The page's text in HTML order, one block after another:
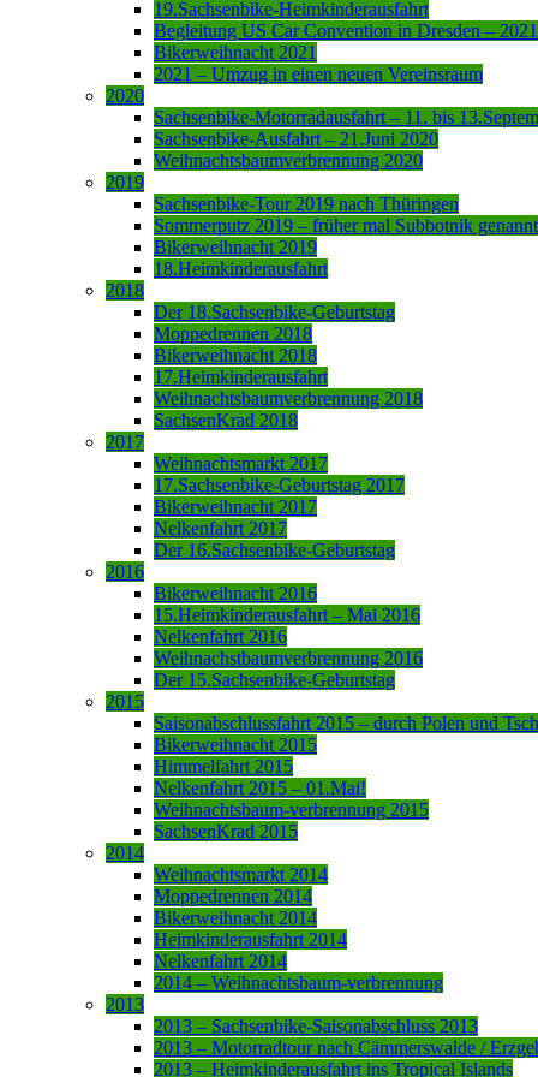
19.Sachsenbike-Heimkinderausfahrt
Begleitung US Car Convention in Dresden – 2021
Bikerweihnacht 2021
2021 – Umzug in einen neuen Vereinsraum
2020
Sachsenbike-Motorradausfahrt – 11. bis
Sachsenbike-Ausfahrt – 21.Juni 2020
Weihnachtsbaumverbrennung 2020
2019
Sachsenbike-Tour 2019 nach Thüringen
Sommerputz 2019 – früher mal Subbotnik genannt
Bikerweihnacht 2019
18.Heimkinderausfahrt
2018
Der 18.Sachsenbike-Geburtstag
Moppedrennen 2018
Bikerweihnacht 2018
17.Heimkinderausfahrt
Weihnachtsbaumverbrennung 2018
SachsenKrad 2018
2017
Weihnachtsmarkt 2017
17.Sachsenbike-Geburtstag 2017
Bikerweihnacht 2017
Nelkenfahrt 2017
Der 16.Sachsenbike-Geburtstag
2016
Bikerweihnacht 2016
15.Heimkinderausfahrt – Mai 2016
Nelkenfahrt 2016
Weihnachstbaumverbrennung 2016
Der 15.Sachsenbike-Geburtstag
2015
Saisonabschlussfahrt 2015 – durch Polen und
Bikerweihnacht 2015
Himmelfahrt 2015
Nelkenfahrt 2015 – 01.Mai!
Weihnachtsbaum-verbrennung 2015
SachsenKrad 2015
2014
Weihnachtsmarkt 2014
Moppedrennen 2014
Bikerweihnacht 2014
Heimkinderausfahrt 2014
Nelkenfahrt 2014
2014 – Weihnachtsbaum-verbrennung
2013
2013 – Sachsenbike-Saisonabschluss 2013
2013 – Motorradtour nach Cämmerswalde /
2013 – Heimkinderausfahrt ins Tropical Islands